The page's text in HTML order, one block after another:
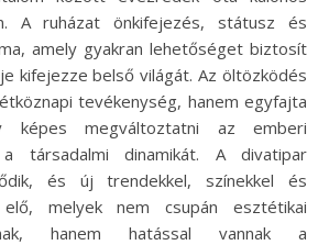
A ruházat önkifejezés, státusz és
amely gyakran lehetőséget biztosít
kifejezze belső világát. Az öltözködés
tevékenység, hanem egyfajta
képes megváltoztatni az emberi
társadalmi dinamikát. A divatipar
és új trendekkel, színekkel és
melyek nem csupán esztétikai
hanem hatással vannak a